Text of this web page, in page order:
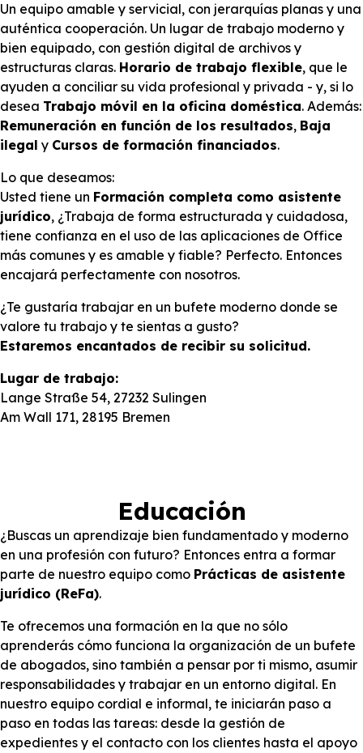
Un equipo amable y servicial, con jerarquías planas y una
auténtica cooperación. Un lugar de trabajo moderno y
bien equipado, con gestión digital de archivos y
estructuras claras. Horario de trabajo flexible, que le
ayuden a conciliar su vida profesional y privada - y, si lo
desea Trabajo móvil en la oficina doméstica. Además:
Remuneración en función de los resultados, Baja
ilegal y Cursos de formación financiados.
Lo que deseamos:
Usted tiene un Formación completa como asistente
jurídico, ¿Trabaja de forma estructurada y cuidadosa,
tiene confianza en el uso de las aplicaciones de Office
más comunes y es amable y fiable? Perfecto. Entonces
encajará perfectamente con nosotros.
¿Te gustaría trabajar en un bufete moderno donde se
valore tu trabajo y te sientas a gusto?
Estaremos encantados de recibir su solicitud.
Lugar de trabajo:
Lange Straße 54, 27232 Sulingen
Am Wall 171, 28195 Bremen
Educación
¿Buscas un aprendizaje bien fundamentado y moderno
en una profesión con futuro? Entonces entra a formar
parte de nuestro equipo como Prácticas de asistente
jurídico (ReFa).
Te ofrecemos una formación en la que no sólo
aprenderás cómo funciona la organización de un bufete
de abogados, sino también a pensar por ti mismo, asumir
responsabilidades y trabajar en un entorno digital. En
nuestro equipo cordial e informal, te iniciarán paso a
paso en todas las tareas: desde la gestión de
expedientes y el contacto con los clientes hasta el apoyo